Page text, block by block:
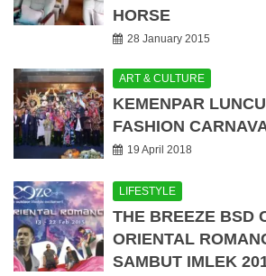
HORSE
28 January 2015
ART & CULTURE
KEMENPAR
FASHION
19 April 2018
LIFESTYLE
THE BREEZE BSD
ORIENTAL
SAMBUT IMLEK